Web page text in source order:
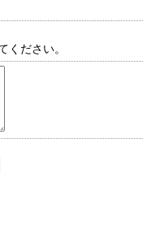
ください。